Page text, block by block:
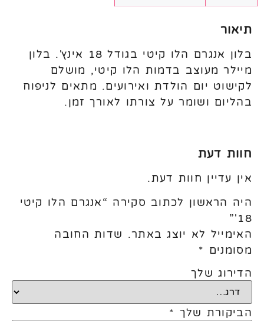
תיאור
בלון אנגרם הלו קיטי בגודל 18 אינץ'. בלון
מיילר מעוצב בדמות הלו קיטי, מושלם
לקישוט יום הולדת ואירועים. מתאים לניפוח
בהליום ושומר על צורתו לאורך זמן.
חוות דעת
אין עדיין חוות דעת.
היה הראשון לכתוב סקירה “אנגרם הלו קיטי
18'”
האימייל לא יוצג באתר. שדות החובה
מסומנים *
הדירוג שלך
הביקורת שלך *